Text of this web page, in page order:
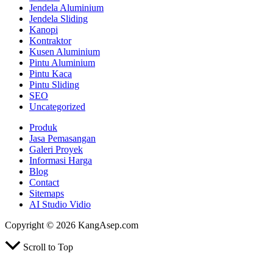
Jendela Aluminium
Jendela Sliding
Kanopi
Kontraktor
Kusen Aluminium
Pintu Aluminium
Pintu Kaca
Pintu Sliding
SEO
Uncategorized
Produk
Jasa Pemasangan
Galeri Proyek
Informasi Harga
Blog
Contact
Sitemaps
AI Studio Vidio
Copyright © 2026 KangAsep.com
Scroll to Top